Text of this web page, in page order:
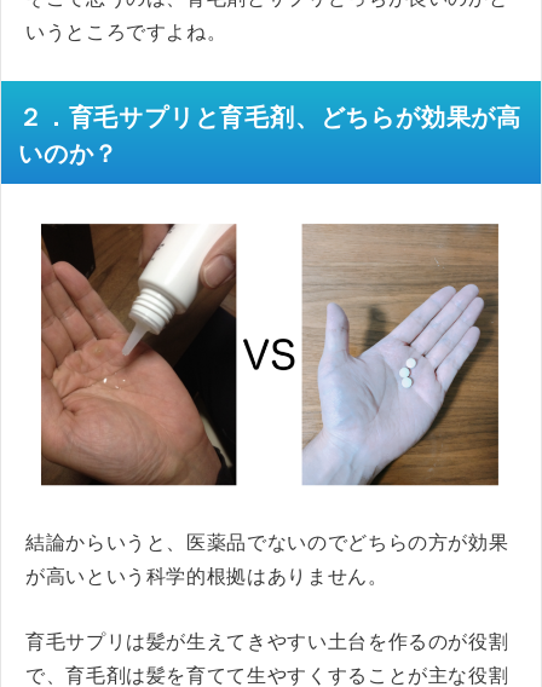
いうところですよね。
２．育毛サプリと育毛剤、どちらが効果が高
いのか？
結論からいうと、医薬品でないのでどちらの方が効果
が高いという科学的根拠はありません。
育毛サプリは髪が生えてきやすい土台を作るのが役割
で、育毛剤は髪を育てて生やすくすることが主な役割